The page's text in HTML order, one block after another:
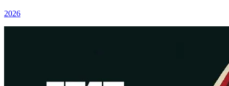
2026